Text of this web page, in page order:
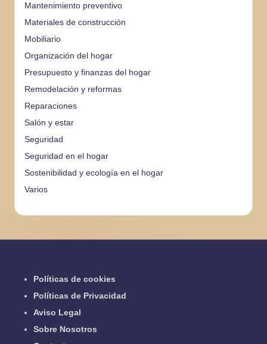
Mantenimiento preventivo
Materiales de construcción
Mobiliario
Organización del hogar
Presupuesto y finanzas del hogar
Remodelación y reformas
Reparaciones
Salón y estar
Seguridad
Seguridad en el hogar
Sostenibilidad y ecología en el hogar
Varios
Políticas de cookies
Políticas de Privacidad
Aviso Legal
Sobre Nosotros